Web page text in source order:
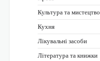
Культура та мистецтво
Кухня
Лікувальні засоби
Література та книжки